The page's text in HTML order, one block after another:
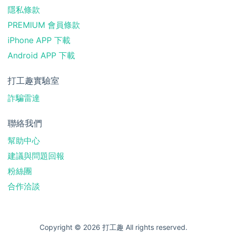
隱私條款
PREMIUM 會員條款
iPhone APP 下載
Android APP 下載
打工趣實驗室
詐騙雷達
聯絡我們
幫助中心
建議與問題回報
粉絲團
合作洽談
Copyright © 2026 打工趣 All rights reserved.